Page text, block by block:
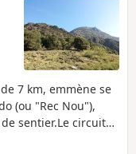
7 km, emmène se
(ou "Rec Nou"),
sentier.Le circuit